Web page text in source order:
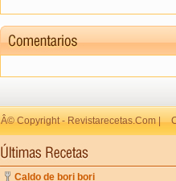
Â© Copyright - Revistarecetas.Com |
Caldo de bori bori